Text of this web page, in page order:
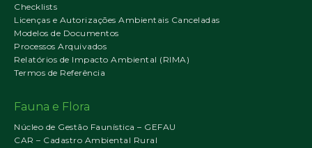
Checklists
Licenças e Autorizações Ambientais Canceladas
Modelos de Documentos
Processos Arquivados
Relatórios de Impacto Ambiental (RIMA)
Termos de Referência
Fauna e Flora
Núcleo de Gestão Faunística – GEFAU
CAR – Cadastro Ambiental Rural